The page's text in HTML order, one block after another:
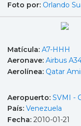
Foto por: Orlando
Matícula: A7-HHH
Aeronave: Airbus
Aerolínea: Qatar
Aeropuerto: SVMI -
País: Venezuela
Fecha: 2010-01-21